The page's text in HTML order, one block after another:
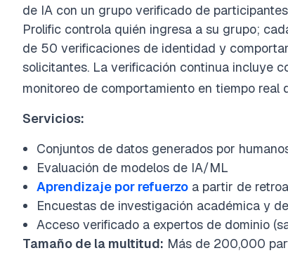
de IA con un grupo verificado de
Prolific controla quién ingresa a su grupo;
de 50 verificaciones de identidad y
solicitantes. La verificación continua incluye
monitoreo de comportamiento en tiempo real
Servicios:
Conjuntos de datos generados por
Evaluación de modelos de IA/ML
Aprendizaje por refuerzo a partir de
Encuestas de investigación académica y
Acceso verificado a expertos de dominio
Tamaño de la multitud: Más de 200,000